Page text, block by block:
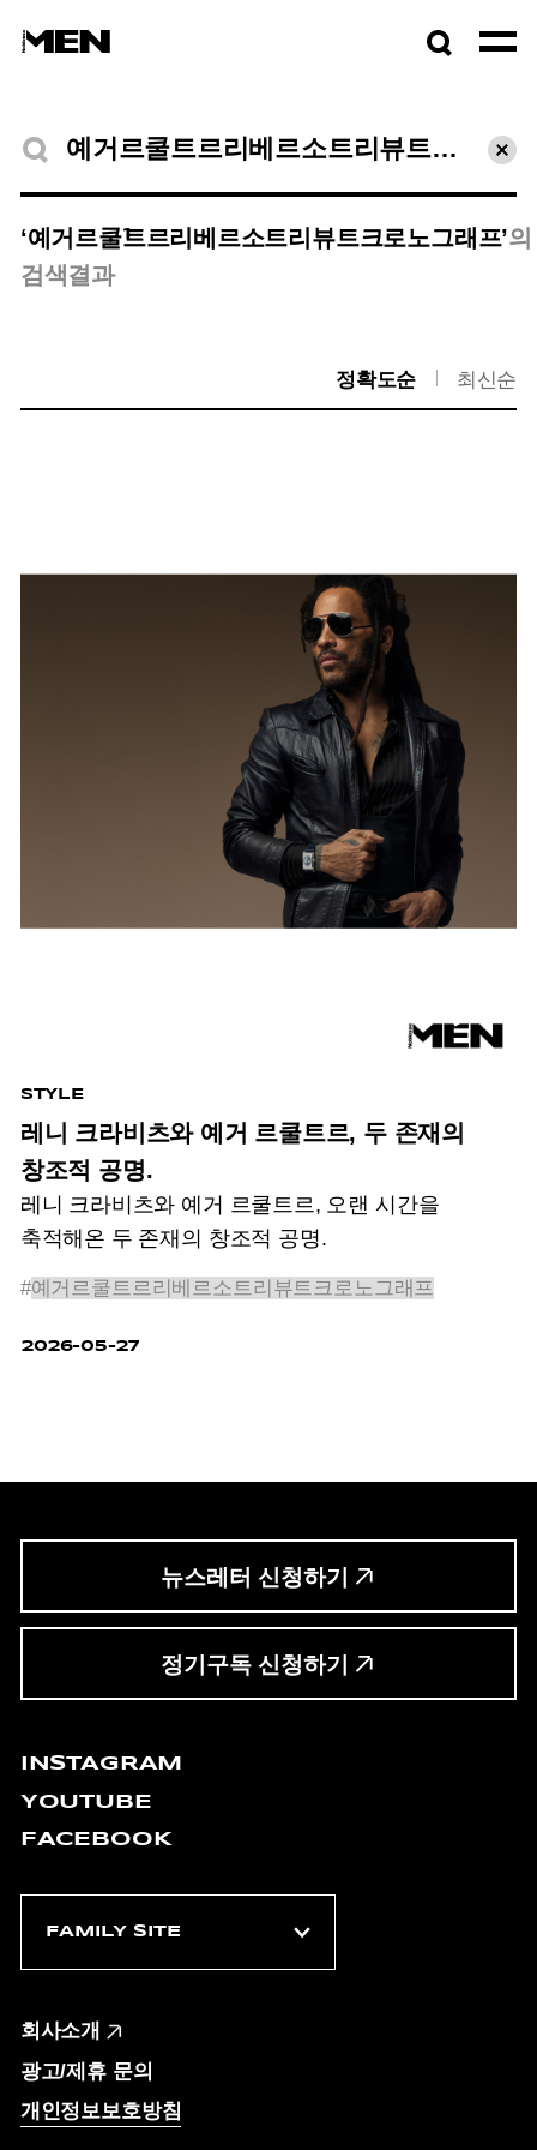
검색결과
초기
‘예거르쿨트르리베르소트리뷰트크로노그래프’의
검색결과
1
정확도순 최신순
STYLE
레니 크라비츠와 예거 르쿨트르, 두 존재의
창조적 공명.
레니 크라비츠와 예거 르쿨트르, 오랜 시간을
축적해온 두 존재의 창조적 공명.
#예거르쿨트르리베르소트리뷰트크로노그래프
2026-05-27
뉴스레터 신청하기
정기구독 신청하기
INSTAGRAM
YOUTUBE
FACEBOOK
회사소개
광고/제휴 문의
개인정보보호방침